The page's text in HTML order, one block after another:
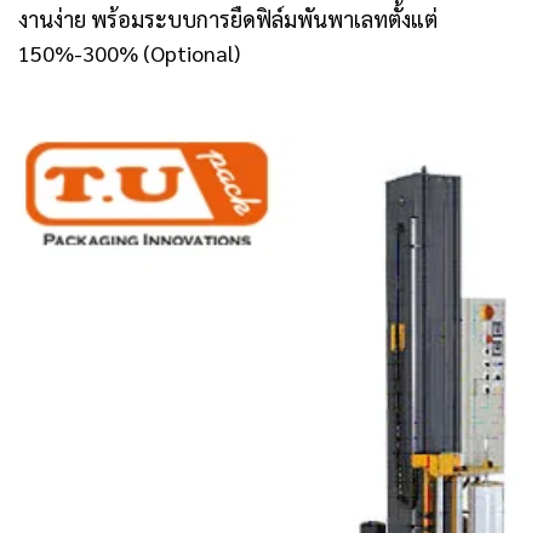
งานง่าย พร้อมระบบการยืดฟิล์มพันพาเลทตั้งแต่
150%-300% (Optional)